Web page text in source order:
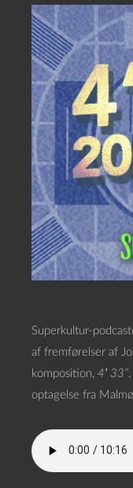
Superkultur-
af fremførelser af
komposition, 4′ 33”
optagelse fra